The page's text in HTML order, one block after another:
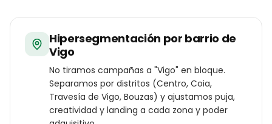
Hipersegmentación por barrio de
Vigo
No tiramos campañas a "Vigo" en bloque.
Separamos por distritos (Centro, Coia,
Travesía de Vigo, Bouzas) y ajustamos puja,
creatividad y landing a cada zona y poder